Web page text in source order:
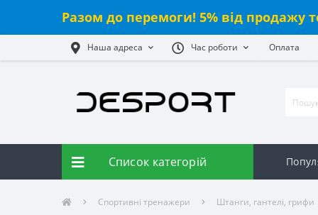
Разом до перемоги! 5% від продажу
Наша адреса Час роботи Оплата
Список категорій
Спортивні тренажери Штанги, гантелі, грифи